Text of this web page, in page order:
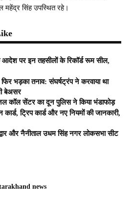
महेंद्र सिंह उपस्थित रहे।
पर इन तहसीलों के रिकॉर्ड रूम सील,
फिर भड़का तनाव: संघर्षट्रंप ने करवाया था
बेअसर
कॉल सेंटर का दून पुलिस ने किया भंडाफोड़
कार्ड, ट्रिप कार्ड और नए नियमों की जानकारी,
और नैनीताल उधम सिंह नगर लोकसभा सीट
news